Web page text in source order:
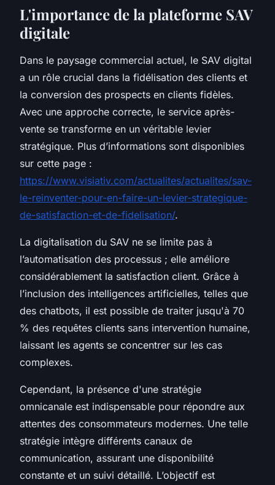
L'importance de la plateforme SAV
digitale
Dans le paysage commercial actuel, le SAV digital
a un rôle crucial dans la fidélisation des clients et
la conversion des prospects en clients fidèles.
Avec une approche correcte, le service après-
vente se transforme en un véritable levier
stratégique. Plus d’informations sont disponibles
sur cette page :
https://www.visiativ.com/actualites/actualites/sav-
le-reinventer-pour-en-faire-un-levier-strategique-
de-satisfaction-et-de-fidelisation/.
La digitalisation du SAV ne se limite pas à
l’automatisation des processus ; elle améliore
considérablement la satisfaction client. Grâce à
l’inclusion des intelligences artificielles, telles que
des chatbots, il est possible de traiter jusqu'à 70
% des requêtes clients sans intervention humaine,
laissant les agents se concentrer sur les cas
complexes.
Cependant, la présence d'une stratégie
omnicanale est indispensable pour répondre aux
attentes des consommateurs modernes. Une telle
stratégie intègre différents canaux de
communication, assurant une disponibilité
constante et un suivi détaillé. L’objectif est